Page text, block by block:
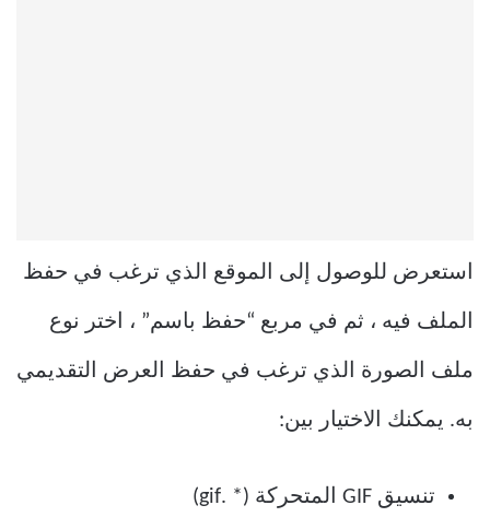
استعرض للوصول إلى الموقع الذي ترغب في حفظ
الملف فيه ، ثم في مربع “حفظ باسم” ، اختر نوع
ملف الصورة الذي ترغب في حفظ العرض التقديمي
به. يمكنك الاختيار بين:
تنسيق GIF المتحركة (* .gif)